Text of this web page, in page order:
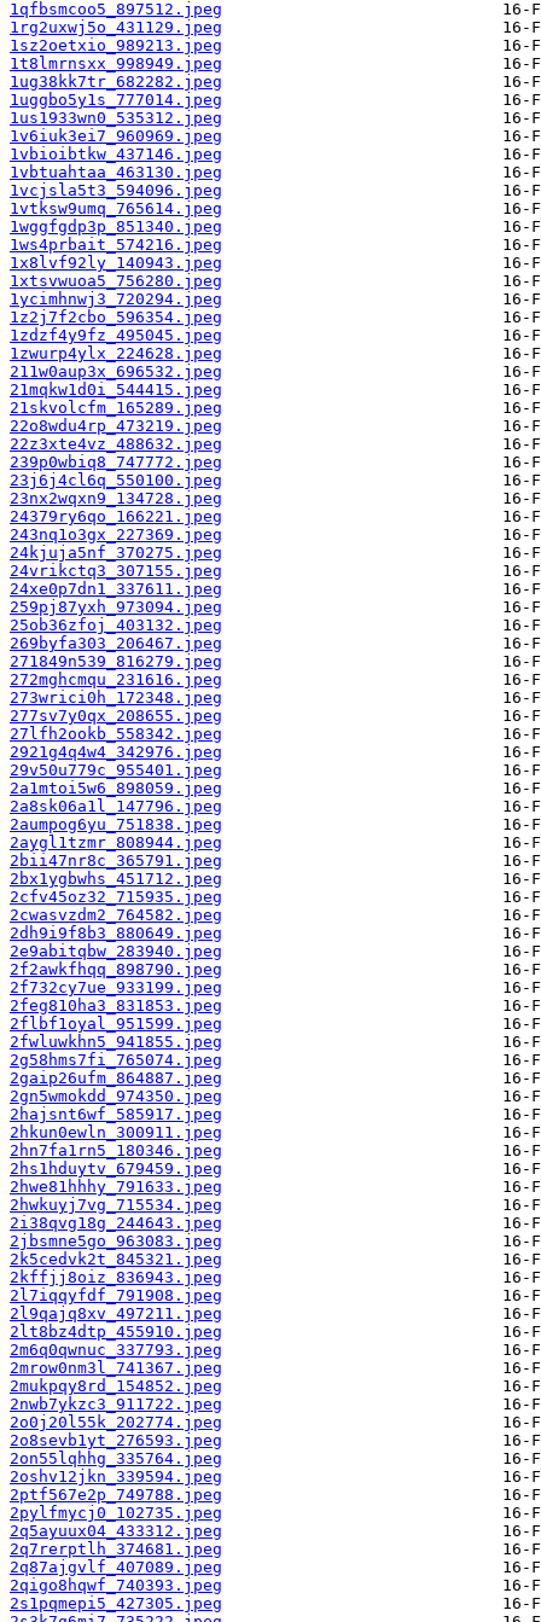
1qfbsmcoo5_897512.jpeg
1rg2uxwj5o_431129.jpeg
1sz2oetxio_989213.jpeg
1t8lmrnsxx_998949.jpeg
1ug38kk7tr_682282.jpeg
1uggbo5y1s_777014.jpeg
1us1933wn0_535312.jpeg
1v6iuk3ei7_960969.jpeg
1vbioibtkw_437146.jpeg
1vbtuahtaa_463130.jpeg
1vcjsla5t3_594096.jpeg
1vtksw9umq_765614.jpeg
1wggfgdp3p_851340.jpeg
1ws4prbait_574216.jpeg
1x8lvf92ly_140943.jpeg
1xtsvwuoa5_756280.jpeg
1ycimhnwj3_720294.jpeg
1z2j7f2cbo_596354.jpeg
1zdzf4y9fz_495045.jpeg
1zwurp4ylx_224628.jpeg
211w0aup3x_696532.jpeg
21mqkw1d0i_544415.jpeg
21skvolcfm_165289.jpeg
22o8wdu4rp_473219.jpeg
22z3xte4vz_488632.jpeg
239p0wbiq8_747772.jpeg
23j6j4cl6q_550100.jpeg
23nx2wqxn9_134728.jpeg
24379ry6qo_166221.jpeg
243nq1o3gx_227369.jpeg
24kjuja5nf_370275.jpeg
24vrikctq3_307155.jpeg
24xe0p7dn1_337611.jpeg
259pj87yxh_973094.jpeg
25ob36zfoj_403132.jpeg
269byfa303_206467.jpeg
271849n539_816279.jpeg
272mghcmqu_231616.jpeg
273wrici0h_172348.jpeg
277sv7y0qx_208655.jpeg
27lfh2ookb_558342.jpeg
2921g4q4w4_342976.jpeg
29v50u779c_955401.jpeg
2a1mtoi5w6_898059.jpeg
2a8sk06a1l_147796.jpeg
2aumpog6yu_751838.jpeg
2aygl1tzmr_808944.jpeg
2bii47nr8c_365791.jpeg
2bx1ygbwhs_451712.jpeg
2cfv45oz32_715935.jpeg
2cwasvzdm2_764582.jpeg
2dh9i9f8b3_880649.jpeg
2e9abitqbw_283940.jpeg
2f2awkfhqq_898790.jpeg
2f732cy7ue_933199.jpeg
2feg810ha3_831853.jpeg
2flbf1oyal_951599.jpeg
2fwluwkhn5_941855.jpeg
2g58hms7fi_765074.jpeg
2gaip26ufm_864887.jpeg
2gn5wmokdd_974350.jpeg
2hajsnt6wf_585917.jpeg
2hkun0ewln_300911.jpeg
2hn7fa1rn5_180346.jpeg
2hs1hduytv_679459.jpeg
2hwe81hhhy_791633.jpeg
2hwkuyj7vg_715534.jpeg
2i38qvg18g_244643.jpeg
2jbsmne5go_963083.jpeg
2k5cedvk2t_845321.jpeg
2kffjj8oiz_836943.jpeg
2l7iqqyfdf_791908.jpeg
2l9qajq8xv_497211.jpeg
2lt8bz4dtp_455910.jpeg
2m6q0qwnuc_337793.jpeg
2mrow0nm3l_741367.jpeg
2mukpqy8rd_154852.jpeg
2nwb7ykzc3_911722.jpeg
2o0j20l55k_202774.jpeg
2o8sevb1yt_276593.jpeg
2on55lqhhg_335764.jpeg
2oshv12jkn_339594.jpeg
2ptf567e2p_749788.jpeg
2pylfmycj0_102735.jpeg
2q5ayuux04_433312.jpeg
2q7rerptlh_374681.jpeg
2q87ajgvlf_407089.jpeg
2qigo8hqwf_740393.jpeg
2s1pqmepi5_427305.jpeg